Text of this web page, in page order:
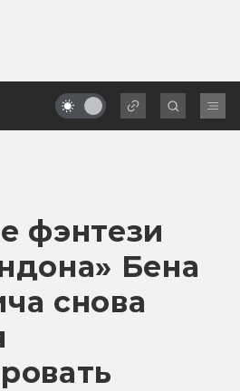
фэнтези
Бена
снова